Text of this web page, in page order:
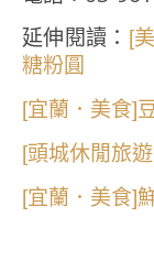
延伸閱讀： [
糖粉圓
[宜蘭．美食]
[頭城休閒旅
[宜蘭．美食]